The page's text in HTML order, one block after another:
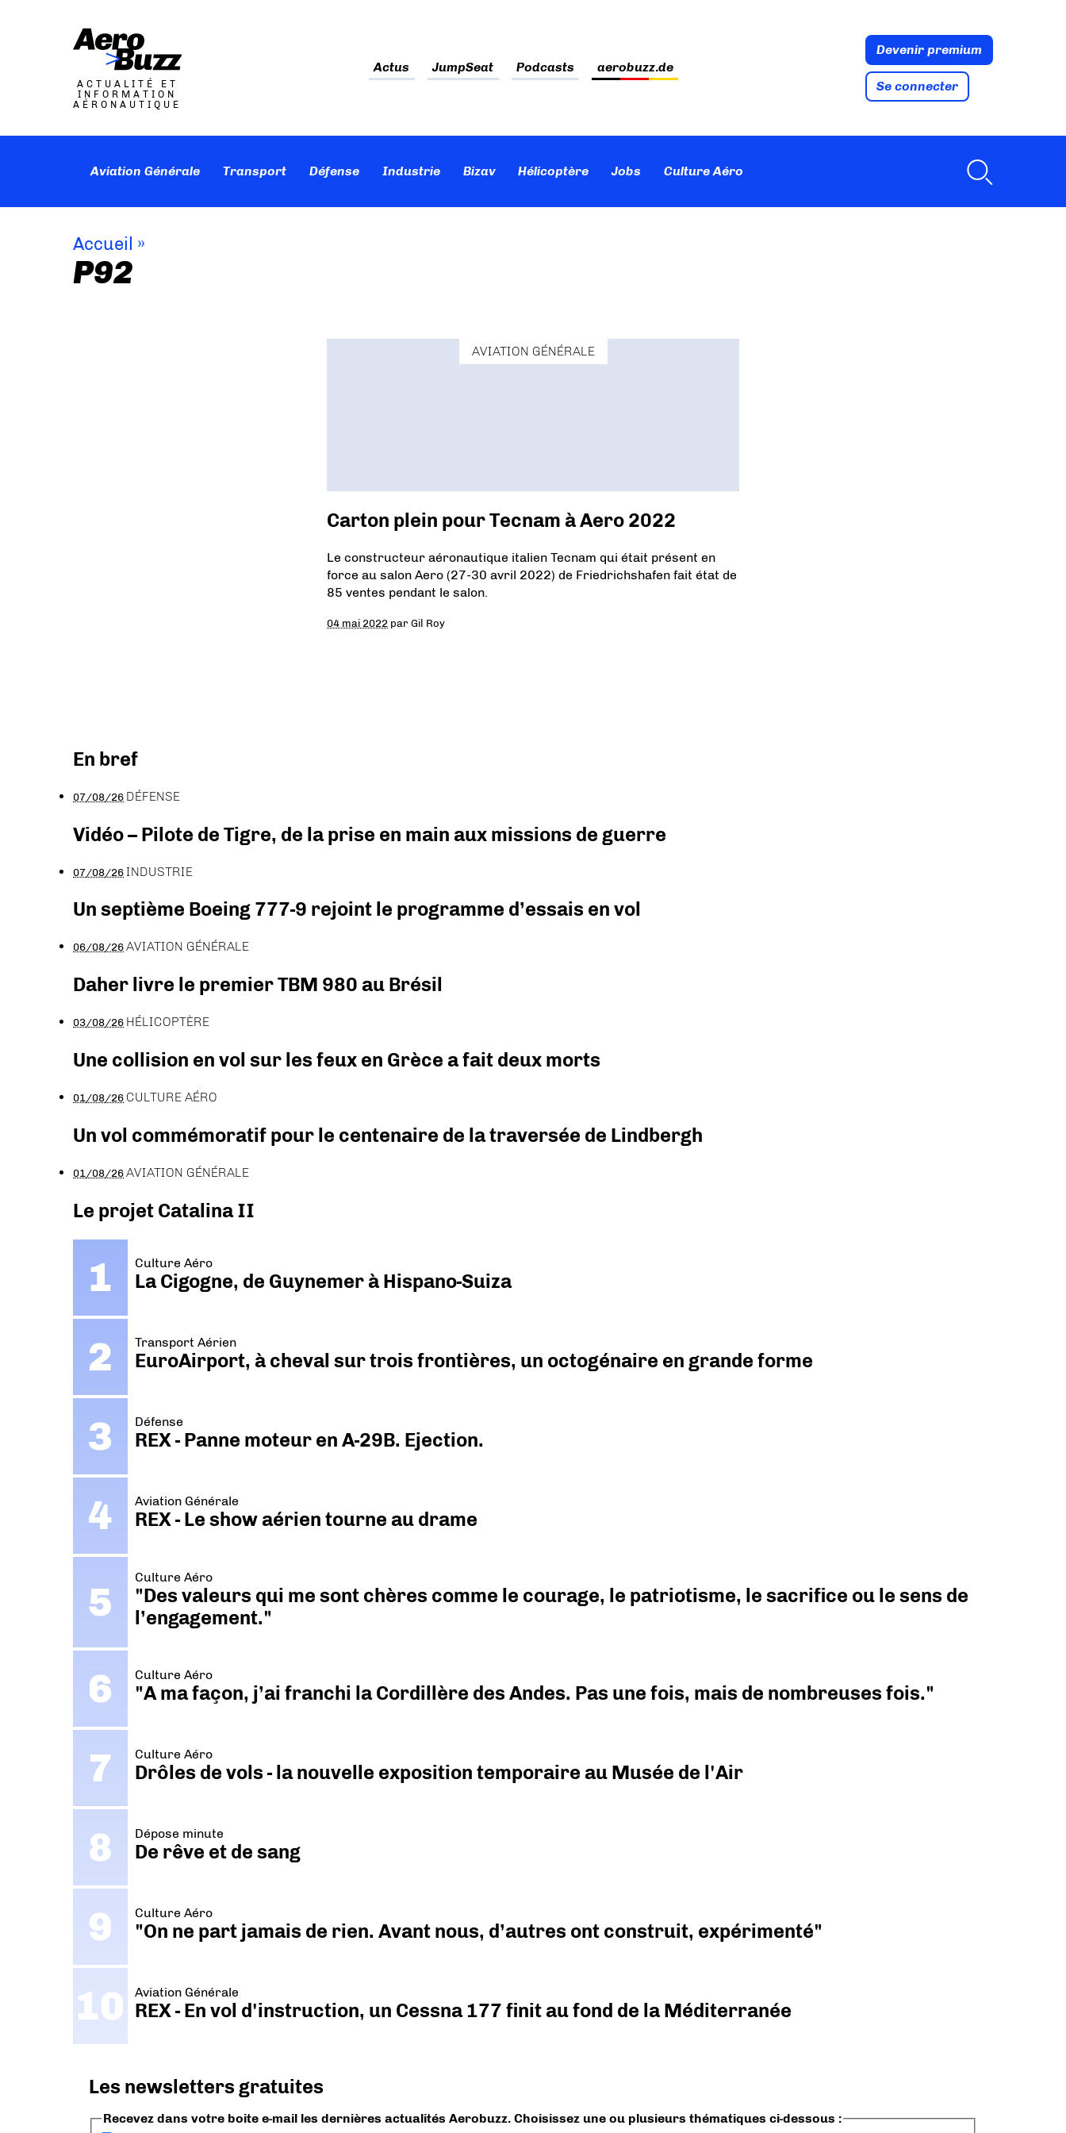
ACTUALITÉ ET
INFORMATION
AÉRONAUTIQUE
Actus JumpSeat Podcasts aerobuzz.de
Devenir premium
Se connecter
Aviation Générale Transport Défense Industrie Bizav Hélicoptère Jobs Culture Aéro
Accueil »
P92
AVIATION GÉNÉRALE
Carton plein pour Tecnam à Aero 2022
Le constructeur aéronautique italien Tecnam qui était présent en
force au salon Aero (27-30 avril 2022) de Friedrichshafen fait état de
85 ventes pendant le salon.
04 mai 2022 parGil Roy
En bref
07/08/26 DÉFENSE
Vidéo – Pilote de Tigre, de la prise en main aux missions de guerre
07/08/26INDUSTRIE
Un septième Boeing 777-9 rejoint le programme d’essais en vol
06/08/26AVIATION GÉNÉRALE
Daher livre le premier TBM 980 au Brésil
03/08/26 HÉLICOPTÈRE
Une collision en vol sur les feux en Grèce a fait deux morts
01/08/26 CULTURE AÉRO
Un vol commémoratif pour le centenaire de la traversée de Lindbergh
01/08/26AVIATION GÉNÉRALE
Le projet Catalina II
Culture Aéro
La Cigogne, de Guynemer à Hispano-Suiza
Transport Aérien
EuroAirport, à cheval sur trois frontières, un octogénaire en grande forme
Défense
REX - Panne moteur en A-29B. Ejection.
Aviation Générale
REX - Le show aérien tourne au drame
Culture Aéro
"Des valeurs qui me sont chères comme le courage, le patriotisme, le sacrifice ou le sens de
l’engagement."
Culture Aéro
"A ma façon, j’ai franchi la Cordillère des Andes. Pas une fois, mais de nombreuses fois."
Culture Aéro
Drôles de vols - la nouvelle exposition temporaire au Musée de l'Air
Dépose minute
De rêve et de sang
Culture Aéro
"On ne part jamais de rien. Avant nous, d’autres ont construit, expérimenté"
Aviation Générale
REX - En vol d'instruction, un Cessna 177 finit au fond de la Méditerranée
Les newsletters gratuites
Recevez dans votre boite e-mail les dernières actualités Aerobuzz. Choisissez une ou plusieurs thématiques ci-dessous :